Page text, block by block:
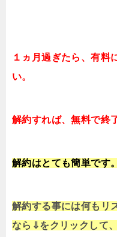
１ヵ月過ぎたら、有料
い。
解約すれば、無料で終
解約はとても簡単です。
解約する事には何もリ
なら⇓をクリックして、